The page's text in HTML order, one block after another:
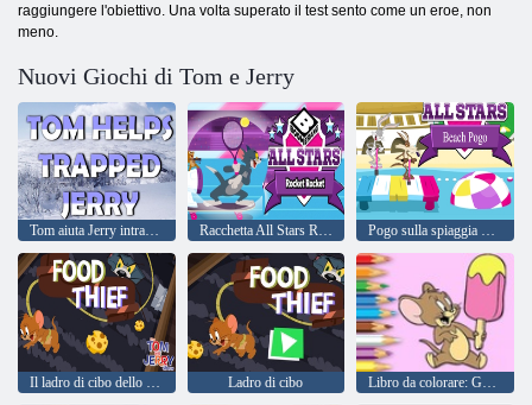
raggiungere l'obiettivo. Una volta superato il test sento come un eroe, non
meno.
Nuovi Giochi di Tom e Jerry
Tom aiuta Jerry intrappolato Racchetta All Stars Rocket Pogo sulla spiaggia di tutte le stelle
Il ladro di cibo dello spettacolo Tom e Jerry Ladro di cibo Libro da colorare: Gelato Jerry